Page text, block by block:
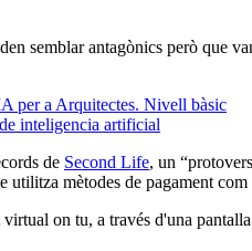
semblar antagònics però que
per a Arquitectes. Nivell bàsic
de Second Life, un
utilitza mètodes de pagament com
virtual on tu, a través d'una